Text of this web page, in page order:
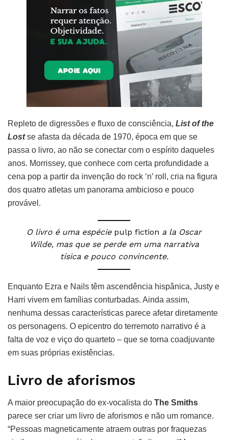
Repleto de digressões e fluxo de consciência, List of the
Lostse afasta da década de 1970, época em que se
passa o livro, ao não se conectar com o espírito daqueles
anos. Morrissey, que conhece com certa profundidade a
cena pop a partir da invenção do rock ‘n’ roll, cria na figura
dos quatro atletas um panorama ambicioso e pouco
provável.
O livro é uma espécie pulp fiction a la Oscar
Wilde, mas que se perde em uma narrativa
tísica e pouco convincente.
Enquanto Ezra e Nails têm ascendência hispânica, Justy e
Harri vivem em famílias conturbadas. Ainda assim,
nenhuma dessas características parece afetar diretamente
os personagens. O epicentro do terremoto narrativo é a
falta de voz e viço do quarteto – que se torna coadjuvante
em suas próprias existências.
Livro de aforismos
A maior preocupação do ex-vocalista do The Smiths
parece ser criar um livro de aforismos e não um romance.
“Pessoas magneticamente atraem outras por fraquezas